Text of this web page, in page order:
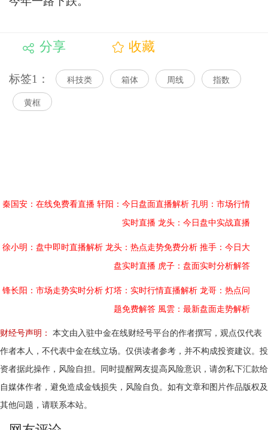
分享 收藏
标签1： 科技类 箱体 周线 指数
黄框
秦国安：在线免费看直播 轩阳：今日盘面直播解析 孔明：市场行情
实时直播 龙头：今日盘中实战直播
徐小明：盘中即时直播解析 龙头：热点走势免费分析 推手：今日大
盘实时直播 虎子：盘面实时分析解答
锋长阳：市场走势实时分析 灯塔：实时行情直播解析 龙哥：热点问
题免费解答 風雲：最新盘面走势解析
财经号声明：
本文由入驻中金在线财经号平台的作者撰写，观点仅代表
作者本人，不代表中金在线立场。仅供读者参考，并不构成投资建议。投
资者据此操作，风险自担。同时提醒网友提高风险意识，请勿私下汇款给
自媒体作者，避免造成金钱损失，风险自负。如有文章和图片作品版权及
其他问题，请联系本站。